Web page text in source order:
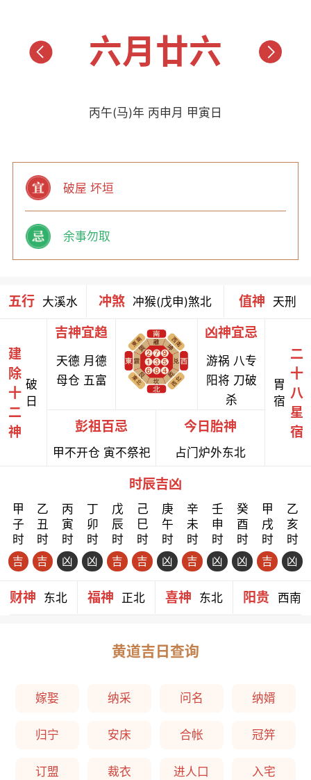
六月廿六
丙午(马)年 丙申月 甲寅日
破屋 坏垣
余事勿取
五行 大溪水 冲煞 冲猴(戊申)煞北 值神 天刑
建
除
十
二
神
破
日
吉神宜趋
天德 月德
母仓 五富
凶神宜忌
游祸 八专
阳将 刀破
杀
彭祖百忌
甲不开仓 寅不祭祀
今日胎神
占门炉外东北
胃
宿
二
十
八
星
宿
时辰吉凶
甲
子
时
吉
乙
丑
时
吉
丙
寅
时
凶
丁
卯
时
凶
戊
辰
时
吉
己
巳
时
吉
庚
午
时
凶
辛
未
时
吉
壬
申
时
凶
癸
酉
时
凶
甲
戌
时
吉
乙
亥
时
凶
财神 东北 福神 正北 喜神 东北 阳贵 西南
黄道吉日查询
嫁娶 纳采 问名 纳婿
归宁 安床 合帐 冠笄
订盟 裁衣 进人口 入宅